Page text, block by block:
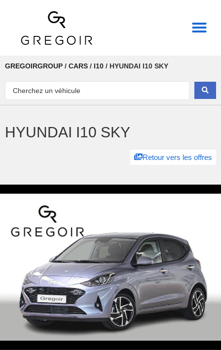
GREGOIRGROUP / CARS / I10 / HYUNDAI I10 SKY
HYUNDAI I10 SKY
Retour vers les offres